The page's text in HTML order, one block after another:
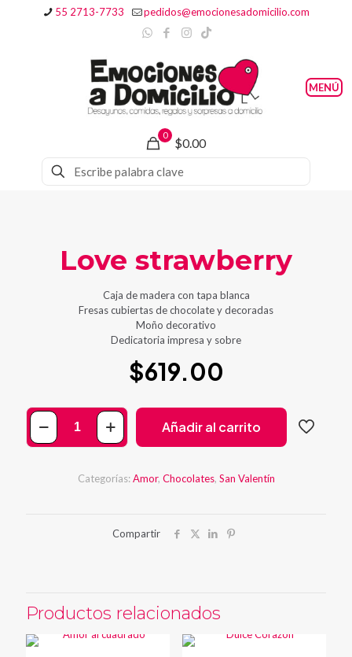
55 2713-7733 pedidos@emocionesadomicilio.com
0
$0.00
Love strawberry
Caja de madera con tapa blanca
Fresas cubiertas de chocolate y decoradas
Moño decorativo
Dedicatoria impresa y sobre
$619.00
Love
strawberry
cantidad
Añadir al carrito
Categorías:Amor, Chocolates, San Valentín
Compartir
Productos relacionados